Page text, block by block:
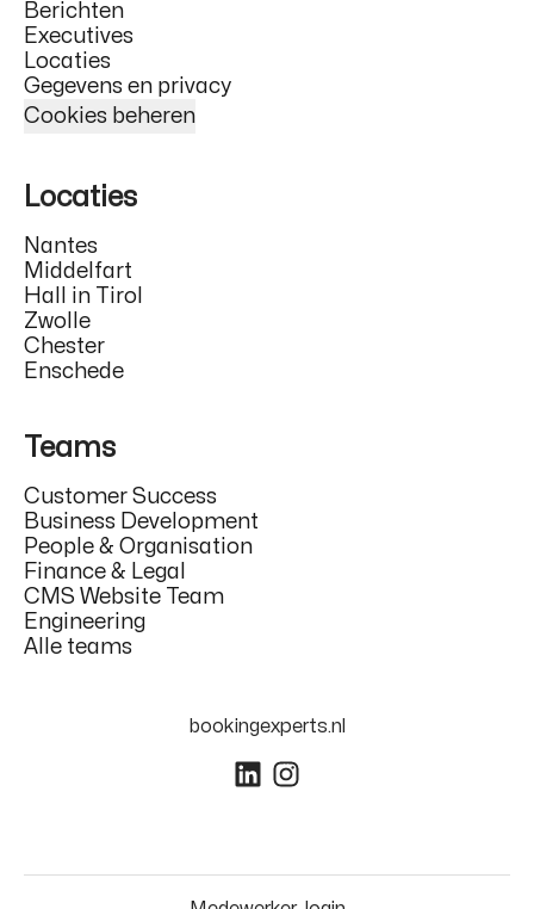
Berichten
Executives
Locaties
Gegevens en privacy
Cookies beheren
Locaties
Nantes
Middelfart
Hall in Tirol
Zwolle
Chester
Enschede
Teams
Customer Success
Business Development
People & Organisation
Finance & Legal
CMS Website Team
Engineering
Alle teams
bookingexperts.nl